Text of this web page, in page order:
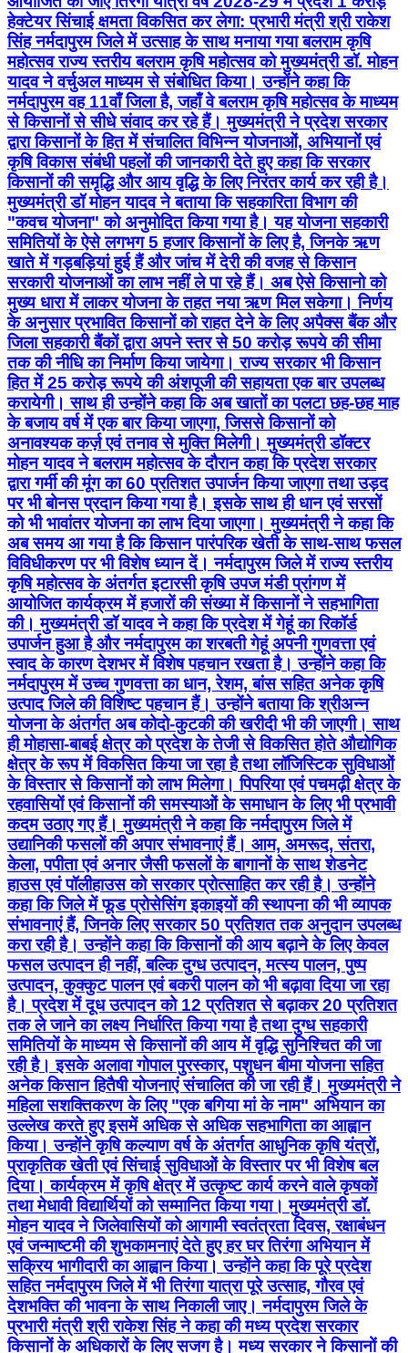
हेक्टेयर सिंचाई क्षमता विकसित कर लेगा: प्रभारी मंत्री श्री राकेश
सिंह नर्मदापुरम जिले में उत्साह के साथ मनाया गया बलराम कृषि
महोत्सव राज्य स्तरीय बलराम कृषि महोत्सव को मुख्यमंत्री डॉ. मोहन
यादव ने वर्चुअल माध्यम से संबोधित किया। उन्होंने कहा कि
नर्मदापुरम वह 11वाँ जिला है, जहाँ वे बलराम कृषि महोत्सव के माध्यम
से किसानों से सीधे संवाद कर रहे हैं। मुख्यमंत्री ने प्रदेश सरकार
द्वारा किसानों के हित में संचालित विभिन्न योजनाओं, अभियानों एवं
कृषि विकास संबंधी पहलों की जानकारी देते हुए कहा कि सरकार
किसानों की समृद्धि और आय वृद्धि के लिए निरंतर कार्य कर रही है।
मुख्यमंत्री डॉ मोहन यादव ने बताया कि सहकारिता विभाग की
"कवच योजना" को अनुमोदित किया गया है। यह योजना सहकारी
समितियों के ऐसे लगभग 5 हजार किसानों के लिए है, जिनके ऋण
खाते में गड़बड़ियां हुई हैं और जांच में देरी की वजह से किसान
सरकारी योजनाओं का लाभ नहीं ले पा रहे हैं। अब ऐसे किसानो को
मुख्य धारा में लाकर योजना के तहत नया ऋण मिल सकेगा। निर्णय
के अनुसार प्रभावित किसानों को राहत देने के लिए अपैक्स बैंक और
जिला सहकारी बैंकों द्वारा अपने स्तर से 50 करोड़ रूपये की सीमा
तक की नीधि का निर्माण किया जायेगा। राज्य सरकार भी किसान
हित में 25 करोड़ रूपये की अंशपूजी की सहायता एक बार उपलब्ध
करायेगी। साथ ही उन्होंने कहा कि अब खातों का पलटा छह-छह माह
के बजाय वर्ष में एक बार किया जाएगा, जिससे किसानों को
अनावश्यक कर्ज़ एवं तनाव से मुक्ति मिलेगी। मुख्यमंत्री डॉक्टर
मोहन यादव ने बलराम महोत्सव के दौरान कहा कि प्रदेश सरकार
द्वारा गर्मी की मूंग का 60 प्रतिशत उपार्जन किया जाएगा तथा उड़द
पर भी बोनस प्रदान किया गया है। इसके साथ ही धान एवं सरसों
को भी भावांतर योजना का लाभ दिया जाएगा। मुख्यमंत्री ने कहा कि
अब समय आ गया है कि किसान पारंपरिक खेती के साथ-साथ फसल
विविधीकरण पर भी विशेष ध्यान दें। नर्मदापुरम जिले में राज्य स्तरीय
कृषि महोत्सव के अंतर्गत इटारसी कृषि उपज मंडी प्रांगण में
आयोजित कार्यक्रम में हजारों की संख्या में किसानों ने सहभागिता
की। मुख्यमंत्री डॉ यादव ने कहा कि प्रदेश में गेहूं का रिकॉर्ड
उपार्जन हुआ है और नर्मदापुरम का शरबती गेहूं अपनी गुणवत्ता एवं
स्वाद के कारण देशभर में विशेष पहचान रखता है। उन्होंने कहा कि
नर्मदापुरम में उच्च गुणवत्ता का धान, रेशम, बांस सहित अनेक कृषि
उत्पाद जिले की विशिष्ट पहचान हैं। उन्होंने बताया कि श्रीअन्न
योजना के अंतर्गत अब कोदो-कुटकी की खरीदी भी की जाएगी। साथ
ही मोहासा-बाबई क्षेत्र को प्रदेश के तेजी से विकसित होते औद्योगिक
क्षेत्र के रूप में विकसित किया जा रहा है तथा लॉजिस्टिक सुविधाओं
के विस्तार से किसानों को लाभ मिलेगा। पिपरिया एवं पचमढ़ी क्षेत्र के
रहवासियों एवं किसानों की समस्याओं के समाधान के लिए भी प्रभावी
कदम उठाए गए हैं। मुख्यमंत्री ने कहा कि नर्मदापुरम जिले में
उद्यानिकी फसलों की अपार संभावनाएं हैं। आम, अमरूद, संतरा,
केला, पपीता एवं अनार जैसी फसलों के बागानों के साथ शेडनेट
हाउस एवं पॉलीहाउस को सरकार प्रोत्साहित कर रही है। उन्होंने
कहा कि जिले में फूड प्रोसेसिंग इकाइयों की स्थापना की भी व्यापक
संभावनाएं हैं, जिनके लिए सरकार 50 प्रतिशत तक अनुदान उपलब्ध
करा रही है। उन्होंने कहा कि किसानों की आय बढ़ाने के लिए केवल
फसल उत्पादन ही नहीं, बल्कि दुग्ध उत्पादन, मत्स्य पालन, पुष्प
उत्पादन, कुक्कुट पालन एवं बकरी पालन को भी बढ़ावा दिया जा रहा
है। प्रदेश में दूध उत्पादन को 12 प्रतिशत से बढ़ाकर 20 प्रतिशत
तक ले जाने का लक्ष्य निर्धारित किया गया है तथा दुग्ध सहकारी
समितियों के माध्यम से किसानों की आय में वृद्धि सुनिश्चित की जा
रही है। इसके अलावा गोपाल पुरस्कार, पशुधन बीमा योजना सहित
अनेक किसान हितैषी योजनाएं संचालित की जा रही हैं। मुख्यमंत्री ने
महिला सशक्तिकरण के लिए "एक बगिया मां के नाम" अभियान का
उल्लेख करते हुए इसमें अधिक से अधिक सहभागिता का आह्वान
किया। उन्होंने कृषि कल्याण वर्ष के अंतर्गत आधुनिक कृषि यंत्रों,
प्राकृतिक खेती एवं सिंचाई सुविधाओं के विस्तार पर भी विशेष बल
दिया। कार्यक्रम में कृषि क्षेत्र में उत्कृष्ट कार्य करने वाले कृषकों
तथा मेधावी विद्यार्थियों को सम्मानित किया गया। मुख्यमंत्री डॉ.
मोहन यादव ने जिलेवासियों को आगामी स्वतंत्रता दिवस, रक्षाबंधन
एवं जन्माष्टमी की शुभकामनाएं देते हुए हर घर तिरंगा अभियान में
सक्रिय भागीदारी का आह्वान किया। उन्होंने कहा कि पूरे प्रदेश
सहित नर्मदापुरम जिले में भी तिरंगा यात्रा पूरे उत्साह, गौरव एवं
देशभक्ति की भावना के साथ निकाली जाए। नर्मदापुरम जिले के
प्रभारी मंत्री श्री राकेश सिंह ने कहा की मध्य प्रदेश सरकार
किसानों के अधिकारों के लिए सजग है। मध्य सरकार ने किसानों की